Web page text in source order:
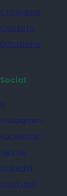
Chi siamo
Contatti
Diffusione
Social
X
Instagram
Facebook
TikTok
Linkedin
YouTube